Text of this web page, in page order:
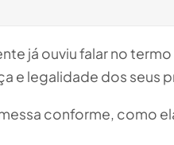
já ouviu falar no termo
e legalidade dos seus
conforme,